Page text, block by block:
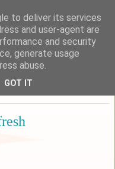
to deliver its services
and user-agent are
and security
generate usage
abuse.
GOT IT